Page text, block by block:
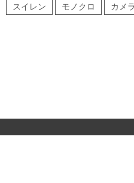
スイレン
モノクロ カメ